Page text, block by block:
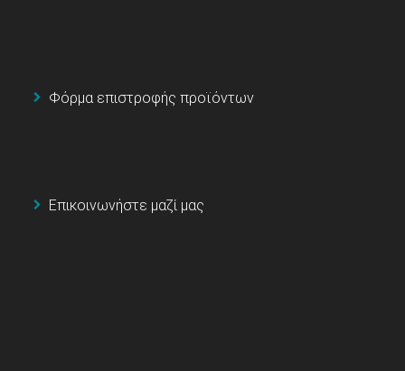
Φόρμα επιστροφής προϊόντων
Επικοινωνήστε μαζί μας